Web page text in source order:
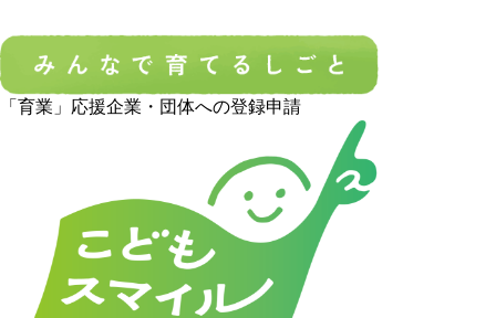
「育業」応援企業・団体への登録申請